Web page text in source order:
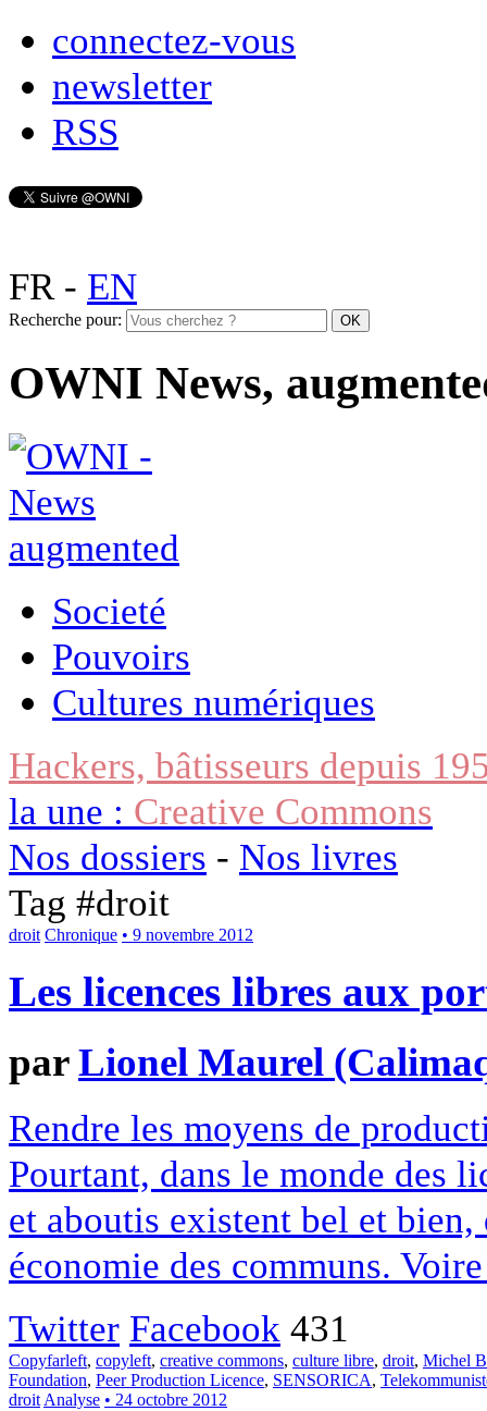
connectez-vous
newsletter
RSS
FR- EN
Recherche pour:
OWNI News,
Societé
Pouvoirs
Cultures numériques
Hackers, bâtisseurs depuis
la une : Creative Commons
Nos dossiers - Nos livres
Tag #droit
droit Chronique • 9 novembre 2012
Les licences libres aux
parLionel Maurel
Rendre les moyens de
Pourtant, dans le monde des
et aboutis existent bel et
économie des communs.
Twitter Facebook 431
Copyfarleft, copyleft, creative commons, culture libre, droit, Michel
Foundation, Peer Production Licence, SENSORICA,
droitAnalyse • 24 octobre 2012